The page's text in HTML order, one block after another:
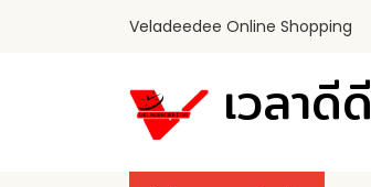
Veladeedee Online Shopping
เวลาดีดี